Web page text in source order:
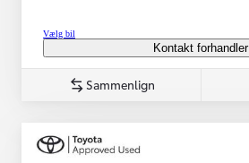
Vælg bil
Kontakt forhandler
Sammenlign